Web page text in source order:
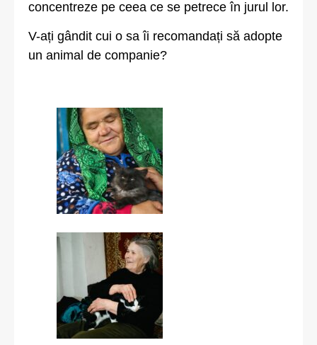
concentreze pe ceea ce se petrece în jurul lor.
V-ați gândit cui o sa îi recomandați să adopte
un animal de companie?